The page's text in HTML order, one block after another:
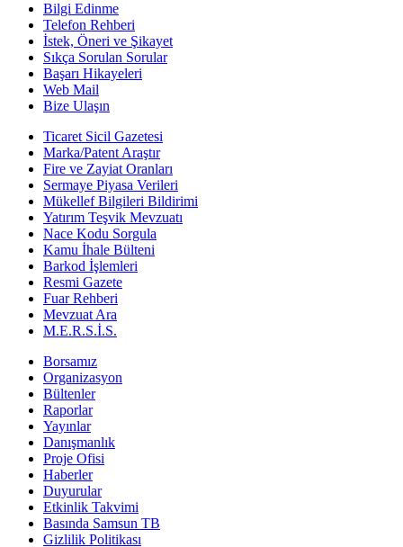
Bilgi Edinme
Telefon Rehberi
İstek, Öneri ve Şikayet
Sıkça Sorulan Sorular
Başarı Hikayeleri
Web Mail
Bize Ulaşın
Ticaret Sicil Gazetesi
Marka/Patent Araştır
Fire ve Zayiat Oranları
Sermaye Piyasa Verileri
Mükellef Bilgileri Bildirimi
Yatırım Teşvik Mevzuatı
Nace Kodu Sorgula
Kamu İhale Bülteni
Barkod İşlemleri
Resmi Gazete
Fuar Rehberi
Mevzuat Ara
M.E.R.S.İ.S.
Borsamız
Organizasyon
Bültenler
Raporlar
Yayınlar
Danışmanlık
Proje Ofisi
Haberler
Duyurular
Etkinlik Takvimi
Basında Samsun TB
Gizlilik Politikası